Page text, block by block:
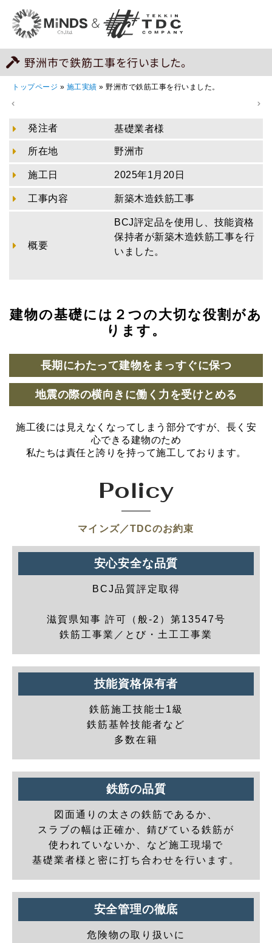
野洲市で鉄筋工事を行いました。
トップページ » 施工実績 » 野洲市で鉄筋工事を行いました。
発注者 基礎業者様
所在地 野洲市
施工日 2025年1月20日
工事内容 新築木造鉄筋工事
概要
BCJ評定品を使用し、技能資格
保持者が新築木造鉄筋工事を行
いました。
建物の基礎には２つの大切な役割があ
ります。
長期にわたって建物をまっすぐに保つ
地震の際の横向きに働く力を受けとめる
施工後には見えなくなってしまう部分ですが、長く安
心できる建物のため
私たちは責任と誇りを持って施工しております。
Policy
マインズ／TDCのお約束
安心安全な品質
BCJ品質評定取得
滋賀県知事 許可（般-2）第13547号
鉄筋工事業／とび・土工工事業
技能資格保有者
鉄筋施工技能士1級
鉄筋基幹技能者など
多数在籍
鉄筋の品質
図面通りの太さの鉄筋であるか、
スラブの幅は正確か、錆びている鉄筋が
使われていないか、など施工現場で
基礎業者様と密に打ち合わせを行います。
安全管理の徹底
危険物の取り扱いに